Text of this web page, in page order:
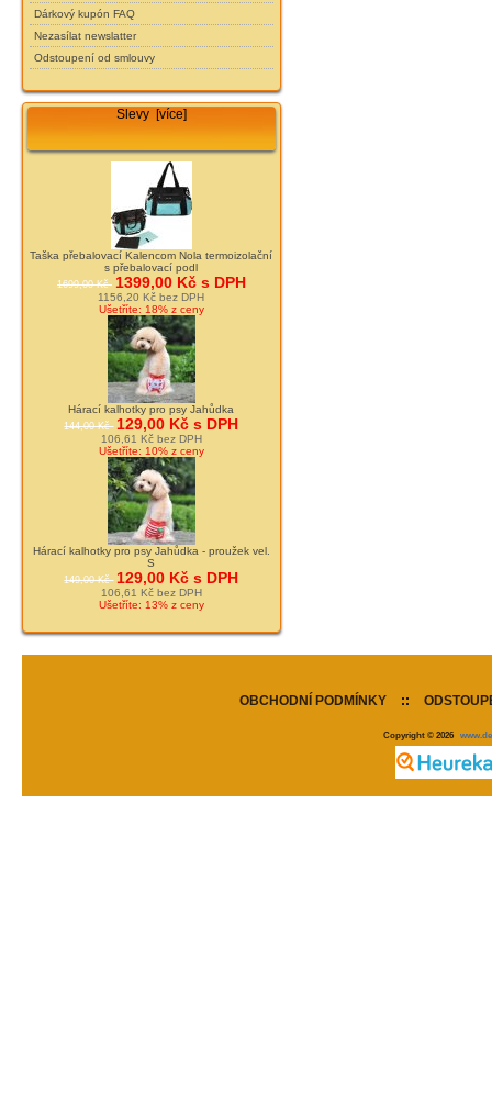
Dárkový kupón FAQ
Nezasílat newslatter
Odstoupení od smlouvy
Slevy [více]
Taška přebalovací Kalencom Nola termoizolační
s přebalovací podl
1699,00 Kč 1399,00 Kč s DPH
1156,20 Kč bez DPH
Ušetříte: 18% z ceny
Hárací kalhotky pro psy Jahůdka
144,00 Kč 129,00 Kč s DPH
106,61 Kč bez DPH
Ušetříte: 10% z ceny
Hárací kalhotky pro psy Jahůdka - proužek vel.
S
149,00 Kč 129,00 Kč s DPH
106,61 Kč bez DPH
Ušetříte: 13% z ceny
OBCHODNÍ PODMÍNKY ::
Copyright © 2026